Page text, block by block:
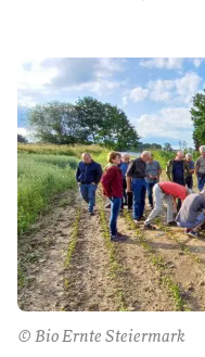
© Bio Ernte Steiermark